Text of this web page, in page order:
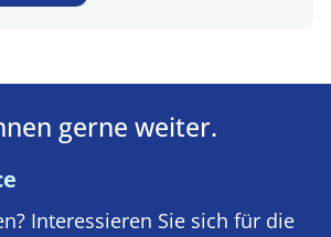
gerne weiter.
Interessieren Sie sich für die